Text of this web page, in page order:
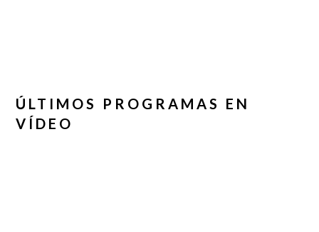
ÚLTIMOS PROGRAMAS EN
VÍDEO